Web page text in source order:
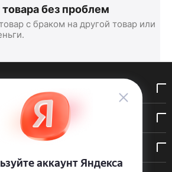
товара без проблем
с браком на другой товар или